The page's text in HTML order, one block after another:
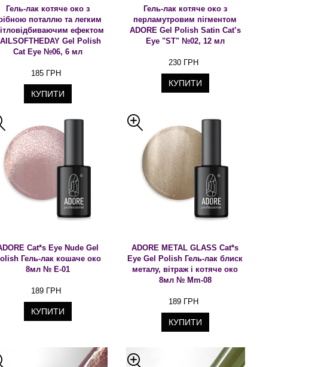
Гель-лак котяче око з
поталлю та легким
ефектом
Gel Polish
Cat Eye №06, 6 мл
185 ГРН
КУПИТИ
Гель-лак котяче око з
перламутровим пігментом
ADORE Gel Polish Satin Cat’s
Eye "ST" №02, 12 мл
230 ГРН
КУПИТИ
Cat*s Eye Nude Gel
Гель-лак кошаче око
8мл № E-01
189 ГРН
КУПИТИ
ADORE METAL GLASS Cat*s
Eye Gel Polish Гель-лак блиск
металу, вітраж і котяче око
8мл № Mm-08
189 ГРН
КУПИТИ